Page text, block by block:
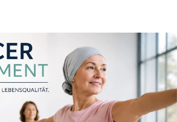
Fortbildungsabend